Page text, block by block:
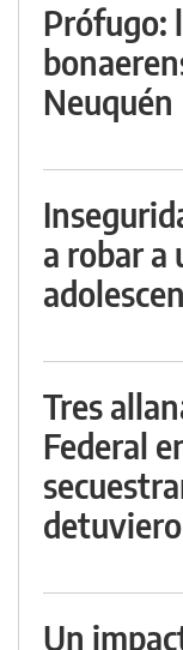
Prófugo:
Neuquén
a robar a
Tres
Federal
Un